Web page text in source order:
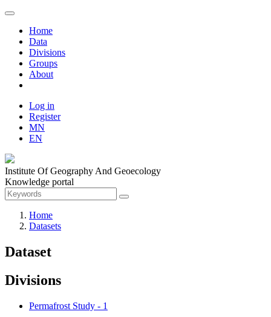
Home
Data
Divisions
Groups
About
Log in
Register
MN
EN
Institute Of Geography And Geoecology
Knowledge portal
Home
Datasets
Dataset
Divisions
Permafrost Study - 1